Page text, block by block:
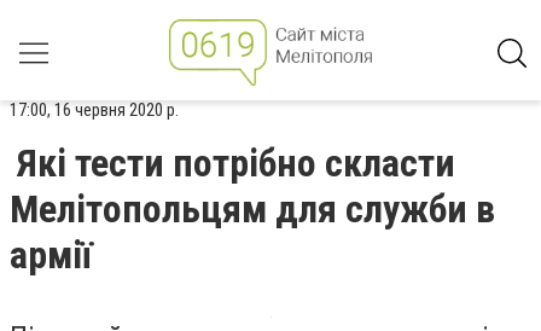
17:00, 16 червня 2020 р.
Які тести потрібно скласти
Мелітопольцям для служби в
армії